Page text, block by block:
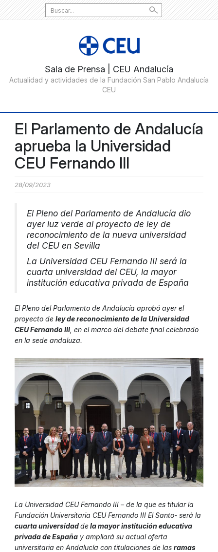
Search
for:
El Parlamento de Andalucía
aprueba la Universidad
CEU Fernando III
28/09/2023
El Pleno del Parlamento de Andalucía dio
ayer luz verde al proyecto de ley de
reconocimiento de la nueva universidad
deI CEU en Sevilla
La Universidad CEU Fernando III será la
cuarta universidad del CEU, la mayor
institución educativa privada de España
El Pleno del Parlamento de Andalucía aprobó ayer el
proyecto de ley de reconocimiento de la Universidad
CEU Fernando III , en el marco del debate final celebrado
en la sede andaluza.
La Universidad CEU Fernando III – de la que es titular la
Fundación Universitaria CEU Fernando III El Santo- será la
cuarta universidaddela mayor institución educativa
privada de España y ampliará su actual oferta
universitaria en Andalucía con titulaciones de las ramas